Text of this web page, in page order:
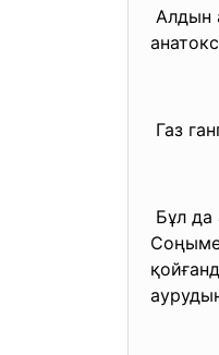
Алдын
Газ
Бұл да